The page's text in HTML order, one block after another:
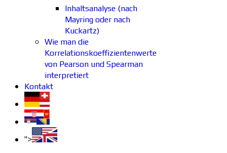
Inhaltsanalyse (nach
Mayring oder nach
Kuckartz)
Wie man die
Korrelationskoeffizientenwerte
von Pearson und Spearman
interpretiert
Kontakt
">